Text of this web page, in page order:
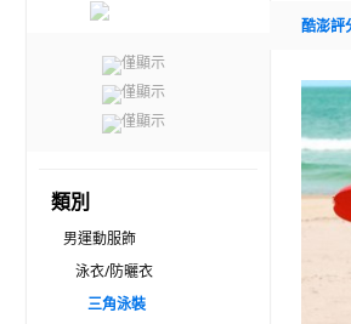
僅顯示
僅顯示
僅顯示
類別
男運動服飾
泳衣/防曬衣
三角泳裝
酷澎評